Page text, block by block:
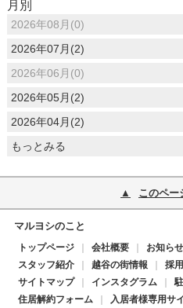
月別
2026年08月(0)
2026年07月(2)
2026年06月(0)
2026年05月(2)
2026年04月(2)
もっとみる
このペー
マルヨシのこと
トップページ 会社概要 お知ら
スタッフ紹介
越谷の街情報 採
サイトマップ
インスタグラム
住居解約フォーム
入居者様専用サ